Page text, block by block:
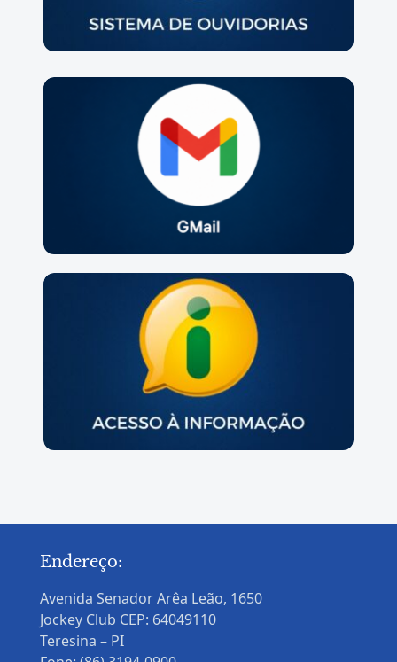
Endereço:
Avenida Senador Arêa Leão, 1650
Jockey Club CEP: 64049110
Teresina – PI